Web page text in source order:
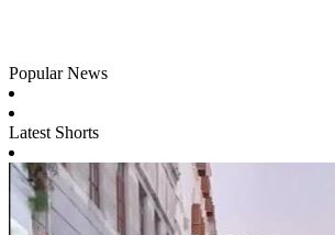
Popular News
Latest Shorts